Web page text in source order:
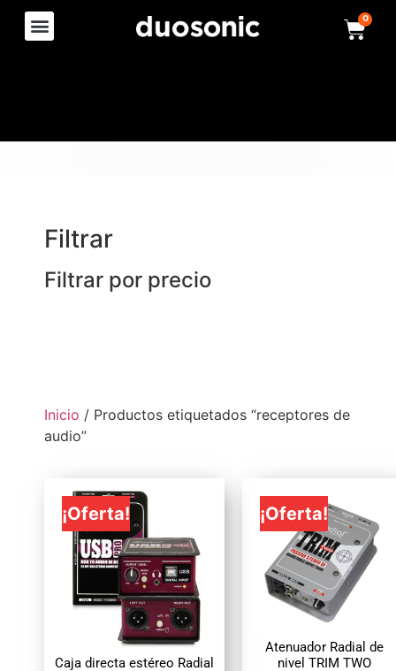
0
Filtrar
Filtrar por precio
Inicio / Productos etiquetados “receptores de
audio”
¡Oferta!
Caja directa estéreo Radial
¡Oferta!
Atenuador Radial de
nivel TRIM TWO